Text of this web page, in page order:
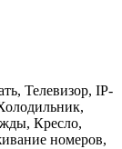
Телевизор, IP-
Кресло,
номеров,